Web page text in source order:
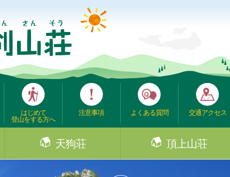
はじめて
登山をする方へ
注意事項 よくある質問 交通アクセス
天狗荘 頂上山荘